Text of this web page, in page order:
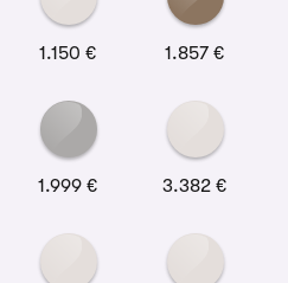
1.150 € 1.857 €
1.999 € 3.382 €